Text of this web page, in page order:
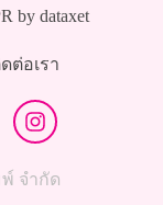
by dataxet
ต่อเรา
จำกัด